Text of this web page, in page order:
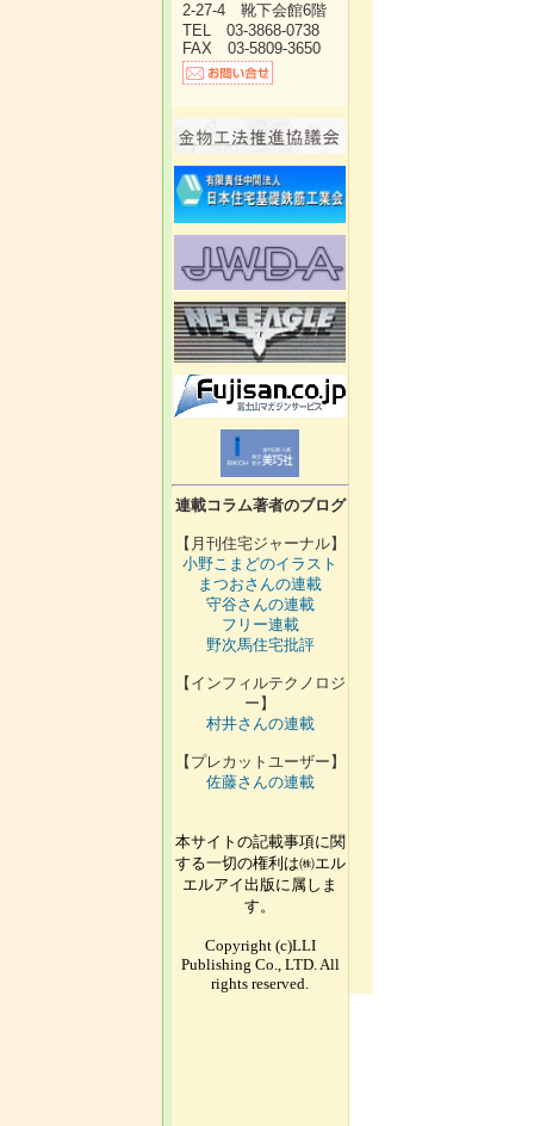
2-27-4 靴下会館6階
TEL 03-3868-0738
FAX 03-5809-3650
連載コラム著者のブログ
【月刊住宅ジャーナル】
小野こまどのイラスト
まつおさんの連載
守谷さんの連載
フリー連載
野次馬住宅批評
【インフィルテクノロジ
ー】
村井さんの連載
【プレカットユーザー】
佐藤さんの連載
本サイトの記載事項に関
する一切の権利は㈱エル
エルアイ出版に属しま
す。
Copyright (c)LLI
Publishing Co., LTD. All
rights reserved.